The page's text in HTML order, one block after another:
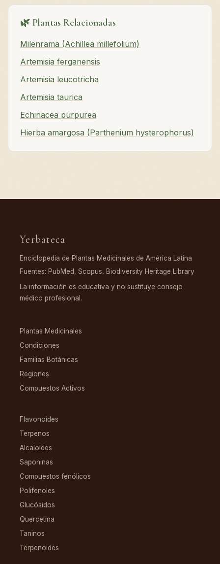
🌿 Plantas Relacionadas
Milenrama (Achillea millefolium)
Artemisia ferganensis
Artemisia leucotricha
Artemisia taurica
Echinacea purpurea
Hierba amargosa (Parthenium hysterophorus)
Yerbateca
Enciclopedia de Plantas Medicinales de América Latina
Fuentes: PubMed, Scopus, Biodiversity Heritage Library
La información es educativa y no sustituye consejo
médico profesional.
Plantas Medicinales
Condiciones
Familias Botánicas
Regiones
Compuestos Activos
Flavonoides
Terpenos
Alcaloides
Saponinas
Compuestos fenólicos
Polifenoles
Glucósidos
Quercetina
Taninos
Terpenoides